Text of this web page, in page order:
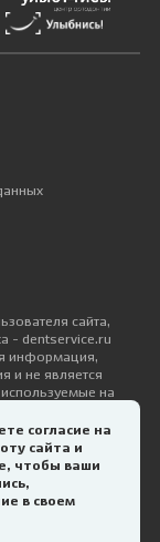
согласие на
сайта и
чтобы ваши
в своем
сайта,
- dentservice.ru
информация,
и не является
на
рамках трудовых и